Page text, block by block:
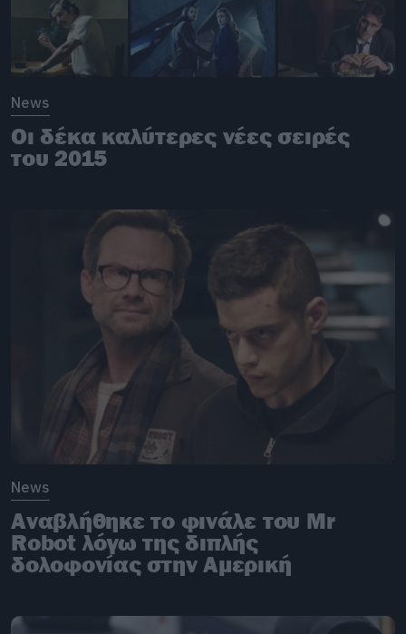
News
Οι δέκα καλύτερες νέες σειρές
του 2015
News
Αναβλήθηκε το φινάλε του Mr
Robot λόγω της διπλής
δολοφονίας στην Αμερική